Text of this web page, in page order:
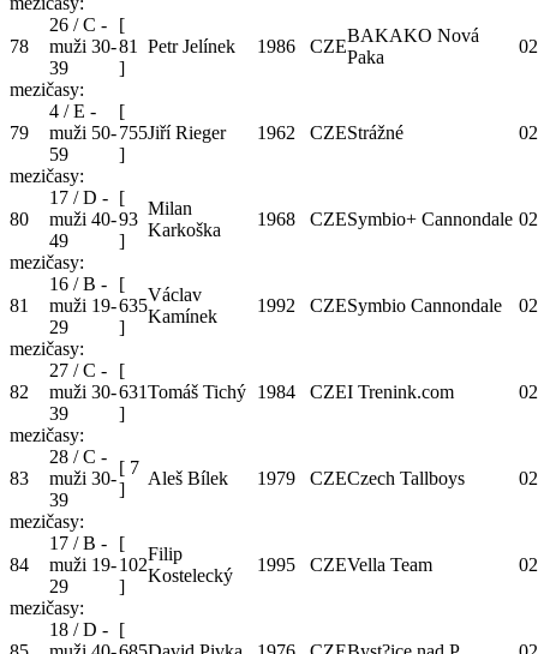
78
26 / C -
muži 30-
39
[
81
]
Petr Jelínek 1986 CZE
BAKAKO Nová
Paka
mezičasy:
79
4 / E -
muži 50-
59
[
755
]
Jiří Rieger 1962 CZEStrážné
mezičasy:
80
17 / D -
muži 40-
49
[
93
]
Milan
Karkoška
1968 CZESymbio+ Cannondale
mezičasy:
81
16 / B -
muži 19-
29
[
635
]
Václav
Kamínek
1992 CZESymbio Cannondale
mezičasy:
82
27 / C -
muži 30-
39
[
631
]
Tomáš Tichý 1984 CZEI Trenink.com
mezičasy:
83
28 / C -
muži 30-
39
[ 7
]
Aleš Bílek 1979 CZECzech Tallboys
mezičasy:
84
17 / B -
muži 19-
29
[
102
]
Filip
Kostelecký
1995 CZEVella Team
mezičasy:
18 / D - [